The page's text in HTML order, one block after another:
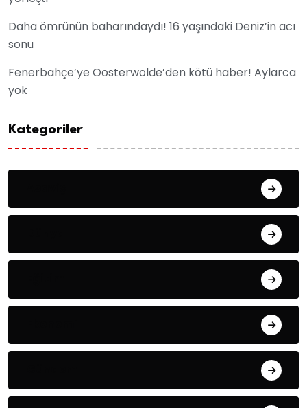
Daha ömrünün baharındaydı! 16 yaşındaki Deniz’in acı
sonu
Fenerbahçe’ye Oosterwolde’den kötü haber! Aylarca
yok
Kategoriler